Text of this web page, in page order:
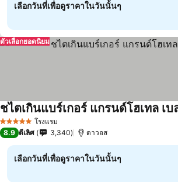
เลือกวันที่เพื่อดูราคาในวันนั้นๆ
ตัวเลือกยอดนิยม
5 ดาว โรงแรม
ชไตเกินแบร์เกอร์ แกรนด์โฮเทล เบ
8.9 ดีเลิศ 3,340 ดาวอส
เลือกวันที่เพื่อดูราคาในวันนั้นๆ